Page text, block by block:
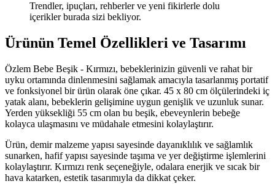
Trendler, ipuçları, rehberler ve yeni fikirlerle dolu
içerikler burada sizi bekliyor.
Ürünün Temel Özellikleri ve Tasarımı
Özlem Bebe Beşik - Kırmızı, bebeklerinizin güvenli ve rahat bir
uyku ortamında dinlenmesini sağlamak amacıyla tasarlanmış portatif
ve fonksiyonel bir ürün olarak öne çıkar. 45 x 80 cm ölçülerindeki iç
yatak alanı, bebeklerin gelişimine uygun genişlik ve uzunluk sunar.
Yerden yüksekliği 55 cm olan bu beşik, ebeveynlerin bebeğe
kolayca ulaşmasını ve müdahale etmesini kolaylaştırır.
Ürün, demir malzeme yapısı sayesinde dayanıklılık ve sağlamlık
sunarken, hafif yapısı sayesinde taşıma ve yer değiştirme işlemlerini
kolaylaştırır. Kırmızı renk seçeneğiyle, odalara enerjik ve sıcak bir
hava katarken, estetik tasarımıyla da dikkat çeker.